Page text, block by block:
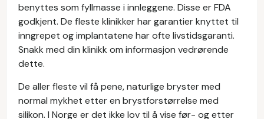
benyttes som fyllmasse i innleggene. Disse er FDA
godkjent. De fleste klinikker har garantier knyttet til
inngrepet og implantatene har ofte livstidsgaranti.
Snakk med din klinikk om informasjon vedrørende
dette.
De aller fleste vil få pene, naturlige bryster med
normal mykhet etter en brystforstørrelse med
silikon. I Norge er det ikke lov til å vise før- og etter